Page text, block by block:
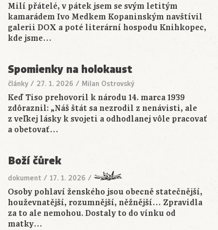
Milí přátelé, v pátek jsem se svým letitým
kamarádem Ivo Medkem Kopaninským navštívil
galerii DOX a poté literární hospodu Knihkopec,
kde jsme…
Spomienky na holokaust
články / 27. 1. 2026 / Milan Ostrovský
Keď Tiso prehovoril k národu 14. marca 1939
zdôraznil: „Náš štát sa nezrodil z nenávisti, ale
z veľkej lásky k svojeti a odhodlanej vôle pracovať
a obetovať…
Boží čůrek
dokument / 17. 1. 2026 /
Osoby pohlaví ženského jsou obecně statečnější,
houževnatější, rozumnější, něžnější… Zpravidla
za to ale nemohou. Dostaly to do vínku od
matky…